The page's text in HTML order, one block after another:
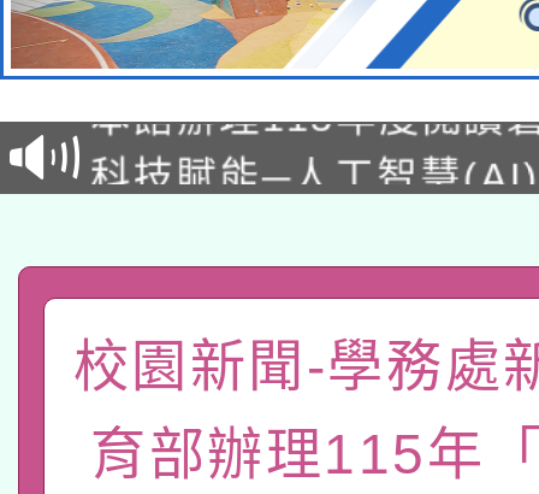
招甄選結果公告(無人
招)
適應運動共學行動站研
暨閱讀推動專業研習
科技賦能─人工智慧
「數位內容與教學軟體
pilot」
有關大陸委員會函釋公
薪期間赴陸應申請許可
轉知經濟部水利署委託
業技術研究院辦理「
115年8月22日(星期六
校園新聞-學務處
育部辦理115年